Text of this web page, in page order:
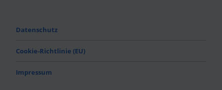
Datenschutz
Cookie-Richtlinie (EU)
Impressum